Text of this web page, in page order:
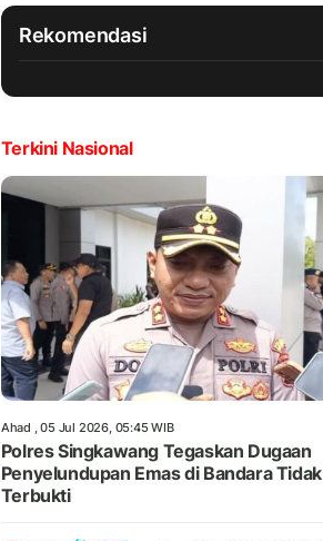
Rekomendasi
Terkini Nasional
Ahad , 05 Jul 2026, 05:45 WIB
Polres Singkawang Tegaskan Dugaan
Penyelundupan Emas di Bandara Tidak
Terbukti